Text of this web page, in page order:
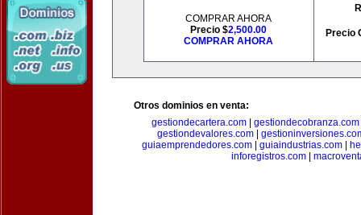
COMPRAR AHORA
Precio $2,500.00
COMPRAR AHORA
Precio
Otros dominios en venta:
gestiondecartera.com| gestiondecobranza.com
gestiondevalores.com|
guiaemprendedores.com
guiaindustrias.com
inforegistros.com